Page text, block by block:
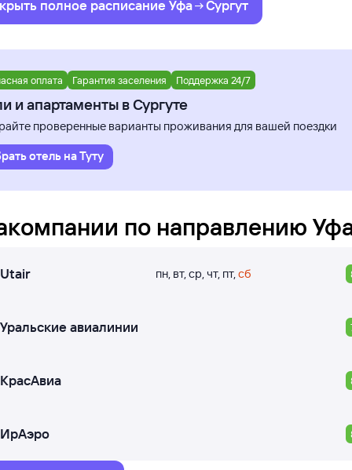
полное расписание Уфа Сургут
оплата Гарантия заселения Поддержка 24/7
и апартаменты в Сургуте
проверенные варианты проживания для вашей поездки
отель на Туту
по направлению
Utair пн, вт,ср,чт, пт,сб
Уральские авиалинии
КрасАвиа
ИрАэро